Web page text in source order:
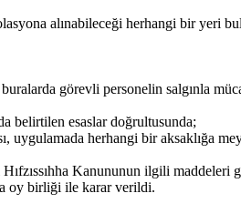
alınabileceği herhangi bir yeri
görevli personelin salgınla
belirtilen esaslar doğrultusunda;
herhangi bir aksaklığa
Kanununun ilgili maddeleri
oy birliği ile karar verildi.